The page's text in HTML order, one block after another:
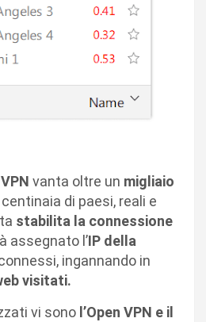
vanta oltre un migliaio
di paesi, reali e
stabilita la connessione
assegnato l’IP della
ingannando in
visitati.
vi sono l’Open VPN e il